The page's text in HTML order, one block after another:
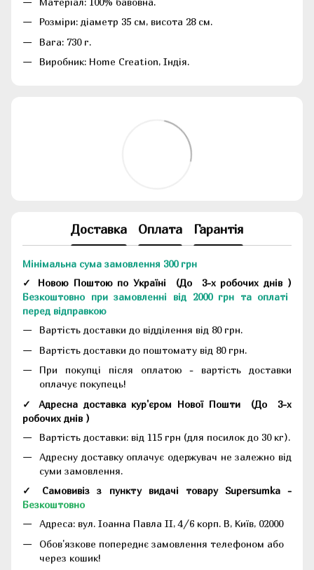
Розміри: діаметр 35 см, висота 28 см.
Вага: 730 г.
Виробник: Home Creation, Індія.
Доставка Оплата Гарантія
Мінімальна сума замовлення 300 грн
✓ Новою Поштою по Україні (До 3-х робочих днів )
Безкоштовно при замовленні від 2000 грн та оплаті
перед відправкою
Вартість доставки до відділення від 80 грн.
Вартість доставки до поштомату від 80 грн.
При покупці після оплатою - вартість доставки
оплачує покупець!
✓ Адресна доставка кур'єром Нової Пошти (До 3-х
робочих днів )
Вартість доставки: від 115 грн (для посилок до 30 кг).
Адресну доставку оплачує одержувач не залежно від
суми замовлення.
✓ Самовивіз з пункту видачі товару Supersumka -
Безкоштовно
Адреса: вул. Іоанна Павла II, 4/6 корп. В, Київ, 02000
Обов'язкове попереднє замовлення телефоном або
через кошик!